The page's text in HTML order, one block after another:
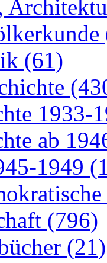
(61)
1933-
ab
1949
(796)
(21)